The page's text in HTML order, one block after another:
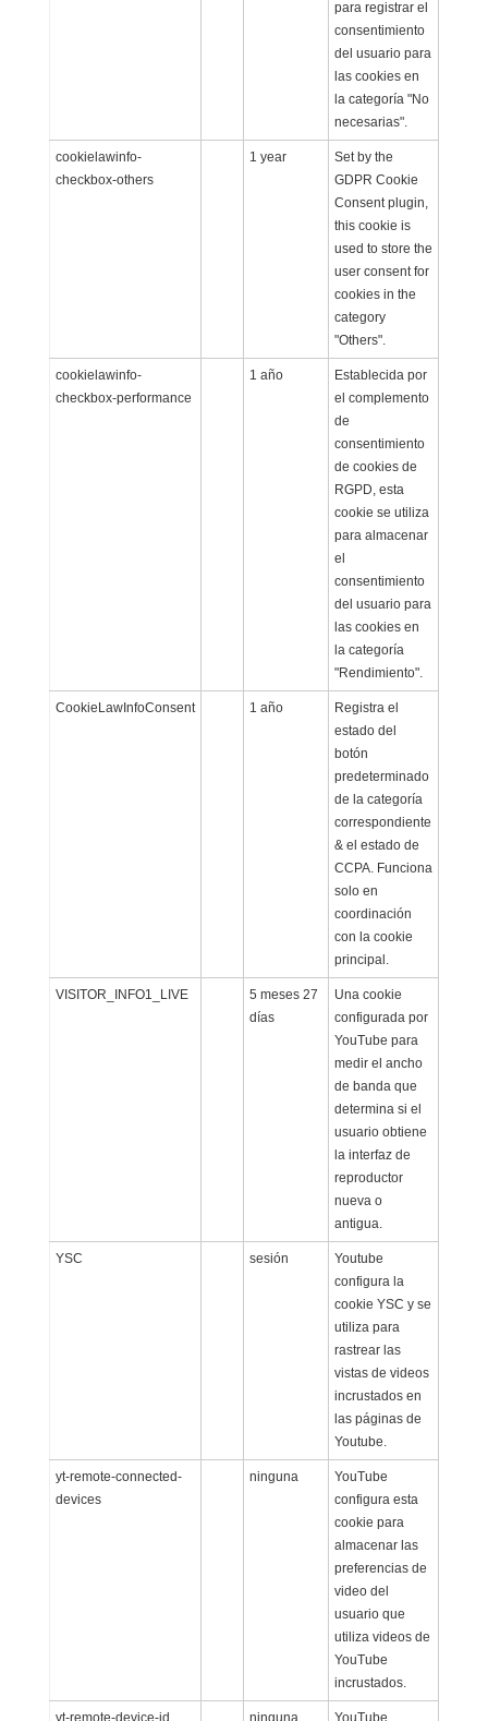
para registrar el
consentimiento
del usuario para
las cookies en
la categoría "No
necesarias".
cookielawinfo-
checkbox-others
1 year
Set by the
GDPR Cookie
Consent plugin,
this cookie is
used to store the
user consent for
cookies in the
category
"Others".
cookielawinfo-
checkbox-performance
1 año
Establecida por
el complemento
de
consentimiento
de cookies de
RGPD, esta
cookie se utiliza
para almacenar
el
consentimiento
del usuario para
las cookies en
la categoría
"Rendimiento".
CookieLawInfoConsent 1 año
Registra el
estado del
botón
predeterminado
de la categoría
correspondiente
& el estado de
CCPA. Funciona
solo en
coordinación
con la cookie
principal.
VISITOR_INFO1_LIVE
5 meses 27
días
Una cookie
configurada por
YouTube para
medir el ancho
de banda que
determina si el
usuario obtiene
la interfaz de
reproductor
nueva o
antigua.
YSC sesión
Youtube
configura la
cookie YSC y se
utiliza para
rastrear las
vistas de videos
incrustados en
las páginas de
Youtube.
yt-remote-connected-
devices
ninguna
YouTube
configura esta
cookie para
almacenar las
preferencias de
video del
usuario que
utiliza videos de
YouTube
incrustados.